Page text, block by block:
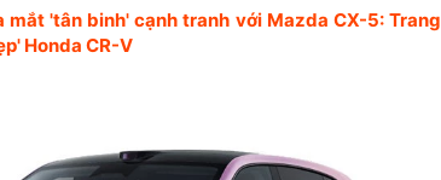
mắt 'tân binh' cạnh tranh với Mazda CX-5: Trang
Honda CR-V